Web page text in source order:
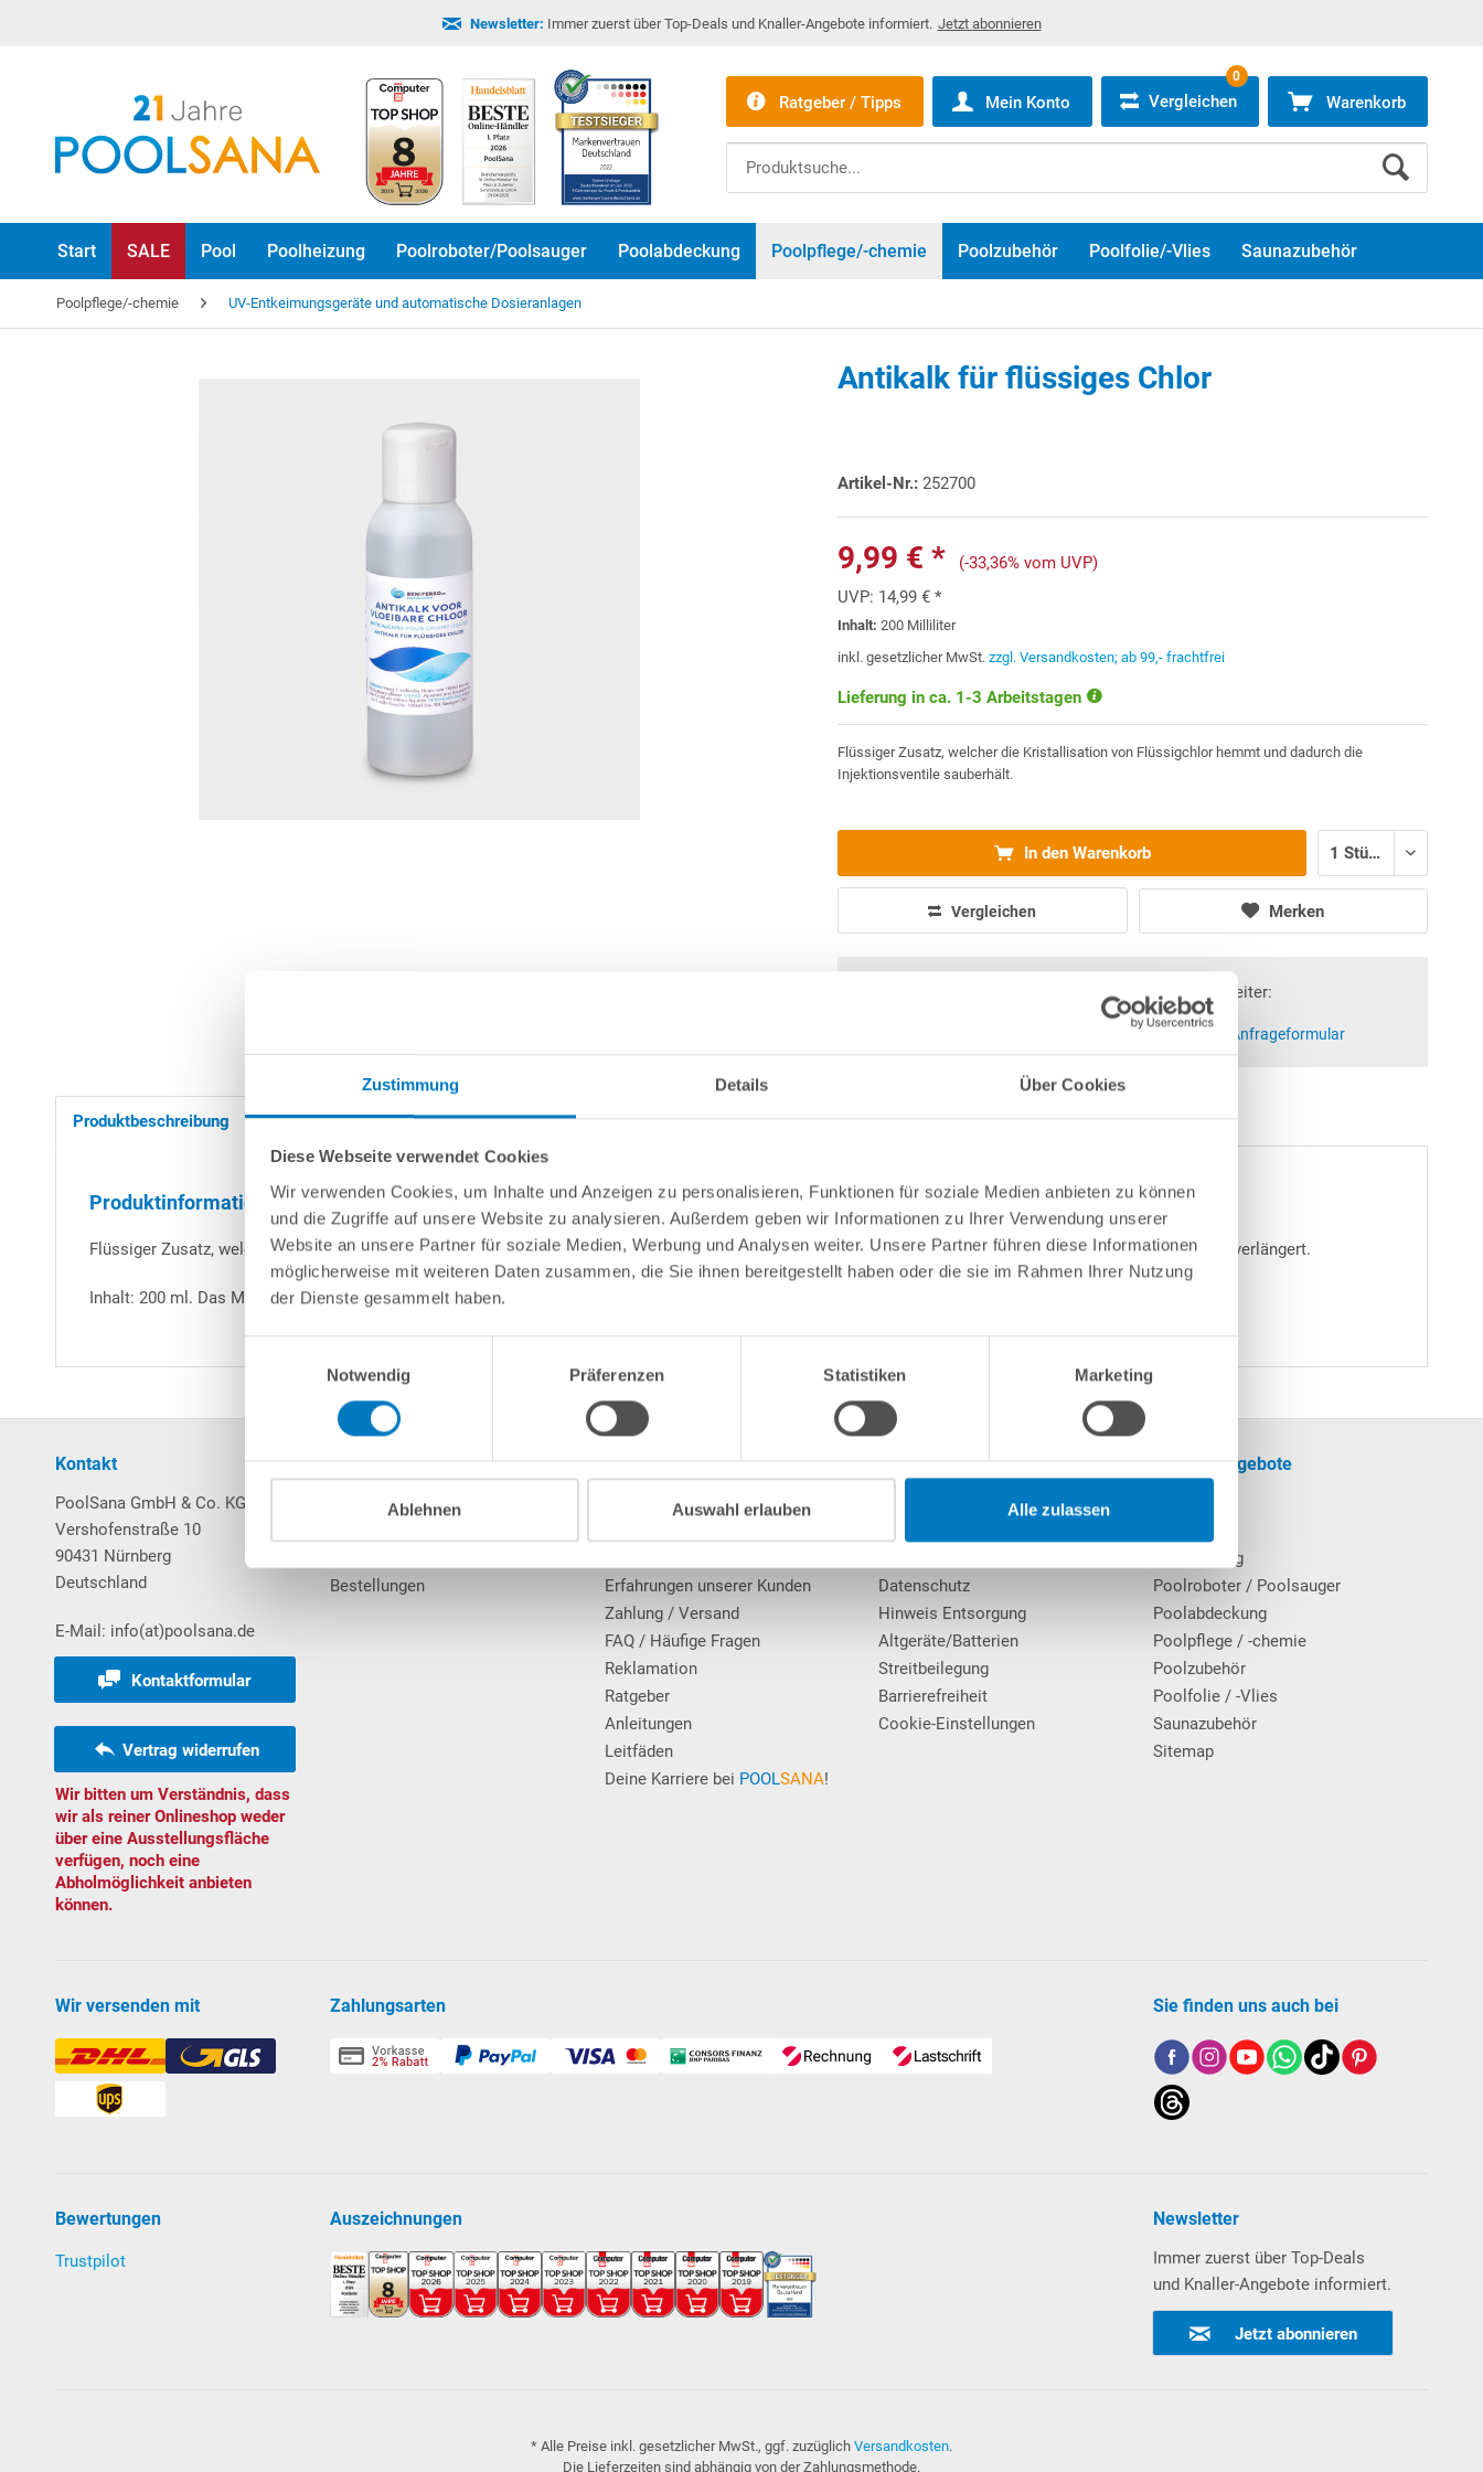
Zustimmung Details Über Cookies
Diese Webseite verwendet Cookies
Wir verwenden Cookies, um Inhalte und Anzeigen zu personalisieren, Funktionen für soziale Medien anbieten zu können
und die Zugriffe auf unsere Website zu analysieren. Außerdem geben wir Informationen zu Ihrer Verwendung unserer
Website an unsere Partner für soziale Medien, Werbung und Analysen weiter. Unsere Partner führen diese Informationen
möglicherweise mit weiteren Daten zusammen, die Sie ihnen bereitgestellt haben oder die sie im Rahmen Ihrer Nutzung
der Dienste gesammelt haben.
Notwendig
Präferenzen Statistiken Marketing
Ablehnen Auswahl erlauben Alle zulassen
Newsletter: Immer zuerst über Top-Deals und Knaller-Angebote informiert. Jetzt abonnieren
Ratgeber / Tipps Mein Konto Vergleichen
0
Warenkorb
Start SALE Pool Poolheizung Poolroboter/Poolsauger Poolabdeckung Poolpflege/-chemie Poolzubehör Poolfolie/-Vlies Saunazubehör
Poolpflege/-chemie UV-Entkeimungsgeräte und automatische Dosieranlagen
Antikalk für flüssiges Chlor
Artikel-Nr.: 252700
9,99 € *
(-33,36% vom UVP)
UVP: 14,99 € *
Inhalt:200 Milliliter
inkl. gesetzlicher MwSt.zzgl. Versandkosten; ab 99,- frachtfrei
Lieferung in ca. 1-3 Arbeitstagen
Flüssiger Zusatz, welcher die Kristallisation von Flüssigchlor hemmt und dadurch die
Injektionsventile sauberhält.
In den Warenkorb
Vergleichen Merken
Fragen? Wir helfen Ihnen gerne weiter:
Anfrageformular
Produktbeschreibung Herstellerangaben
Produktinformationen "Antikalk für flüssiges Chlor"
Flüssiger Zusatz, welcher die Kristallisation von Flüssigchlor hemmt. Dadurch werden die Injektionsventile sauber gehalten und deren Lebensdauer deutlich verlängert.
Inhalt: 200 ml. Das Mittel wird einfach direkt in den Flüssigchlor-Kanister gekippt. 200 ml reichen für ca. 20 l Flüssigchlor.
Kontakt
PoolSana GmbH & Co. KG
Vershofenstraße 10
90431 Nürnberg
Deutschland
E-Mail: info(at)poolsana.de
Kontaktformular
Vertrag widerrufen
Wir bitten um Verständnis, dass
wir als reiner Onlineshop weder
über eine Ausstellungsfläche
verfügen, noch eine
Abholmöglichkeit anbieten
können.
Login / Registrierung
Bestellungen
Kundeninformationen
Über POOLSANA
Erfahrungen unserer Kunden
Zahlung / Versand
FAQ / Häufige Fragen
Reklamation
Ratgeber
Anleitungen
Leitfäden
Deine Karriere bei POOLSANA!
Rechtliche Informationen
Datenschutz
Hinweis Entsorgung
Altgeräte/Batterien
Streitbeilegung
Barrierefreiheit
Cookie-Einstellungen
Unsere Angebote
Poolheizung
Poolroboter / Poolsauger
Poolabdeckung
Poolpflege / -chemie
Poolzubehör
Poolfolie / -Vlies
Saunazubehör
Sitemap
Wir versenden mit Zahlungsarten Sie finden uns auch bei
Bewertungen
Trustpilot
Auszeichnungen Newsletter
Immer zuerst über Top-Deals
und Knaller-Angebote informiert.
Jetzt abonnieren
* Alle Preise inkl. gesetzlicher MwSt., ggf. zuzüglich Versandkosten.
Die Lieferzeiten sind abhängig von der Zahlungsmethode.